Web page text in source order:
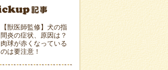
【獣医師監修】犬の指
間炎の症状、原因は？
肉球が赤くなっている
のは要注意！